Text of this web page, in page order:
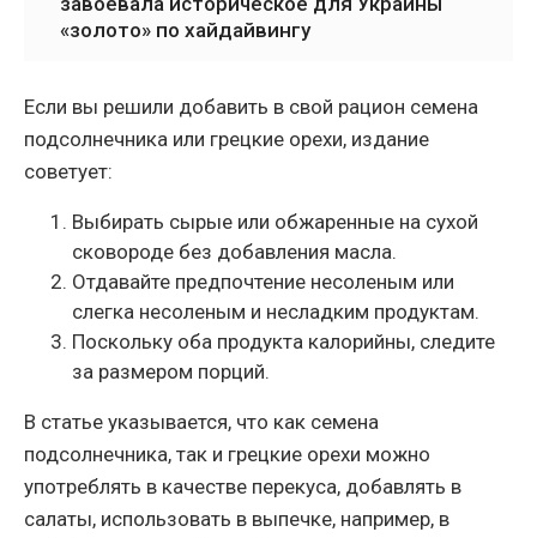
«золото» по хайдайвингу
Если вы решили добавить в свой рацион семена
подсолнечника или грецкие орехи, издание
советует:
Выбирать сырые или обжаренные на сухой
сковороде без добавления масла.
Отдавайте предпочтение несоленым или
слегка несоленым и несладким продуктам.
Поскольку оба продукта калорийны, следите
за размером порций.
В статье указывается, что как семена
подсолнечника, так и грецкие орехи можно
употреблять в качестве перекуса, добавлять в
салаты, использовать в выпечке, например, в